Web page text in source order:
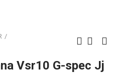
Vsr10 G-spec Jj